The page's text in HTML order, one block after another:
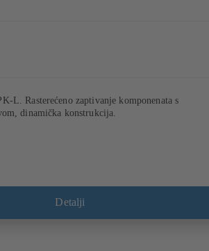
L. Rasterećeno zaptivanje komponenata s
dinamička konstrukcija.
Detalji